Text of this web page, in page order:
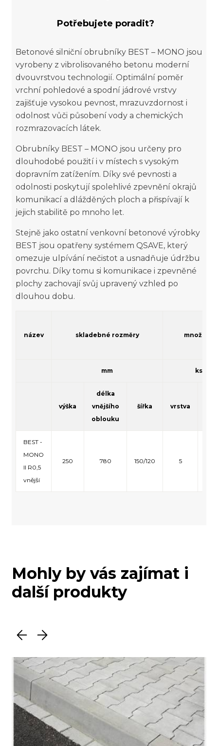
Potřebujete poradit?
Betonové silniční obrubníky BEST – MONO jsou
vyrobeny z vibrolisovaného betonu moderní
dvouvrstvou technologií. Optimální poměr
vrchní pohledové a spodní jádrové vrstvy
zajišťuje vysokou pevnost, mrazuvzdornost i
odolnost vůči působení vody a chemických
rozmrazovacích látek.
Obrubníky BEST – MONO jsou určeny pro
dlouhodobé použití i v místech s vysokým
dopravním zatížením. Díky své pevnosti a
odolnosti poskytují spolehlivé zpevnění okrajů
komunikací a dlážděných ploch a přispívají k
jejich stabilitě po mnoho let.
Stejně jako ostatní venkovní betonové výrobky
BEST jsou opatřeny systémem QSAVE, který
omezuje ulpívání nečistot a usnadňuje údržbu
povrchu. Díky tomu si komunikace i zpevněné
plochy zachovají svůj upravený vzhled po
dlouhou dobu.
název skladebné rozměry množství
mm ks
výška
délka
vnějšího
oblouku
šířka vrstva
BEST -
MONO
II R0,5
vnější
250 780 150/120 5
Mohly by vás zajímat i
další produkty